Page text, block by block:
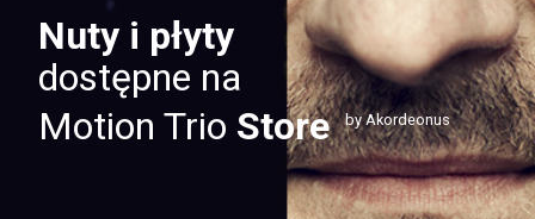
Nuty i płyty
dostępne na
Motion Trio Store by Akordeonus